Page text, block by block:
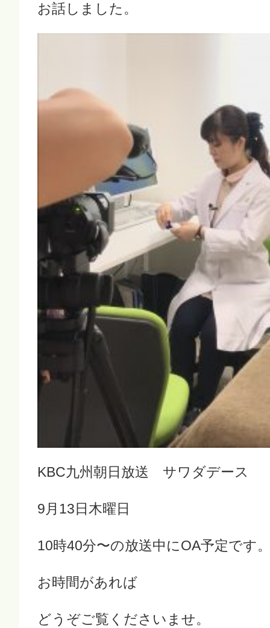
お話しました。
KBC九州朝日放送 サワダデース
9月13日木曜日
10時40分〜の放送中にOA予定です
お時間があれば
どうぞご覧くださいませ。